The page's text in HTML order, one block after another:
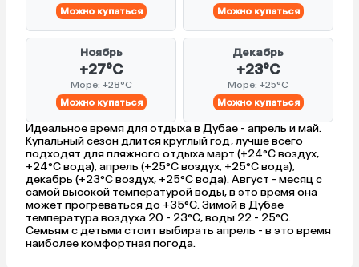
Можно купаться
Можно купаться
Ноябрь
+27°C
Море: +28°C
Можно купаться
Декабрь
+23°C
Море: +25°C
Можно купаться
Идеальное время для отдыха в Дубае - апрель и май.
Купальный сезон длится круглый год, лучше всего
подходят для пляжного отдыха март (+24°C воздух,
+24°C вода), апрель (+25°C воздух, +25°C вода),
декабрь (+23°C воздух, +25°C вода). Август - месяц с
самой высокой температурой воды, в это время она
может прогреваться до +35°C. Зимой в Дубае
температура воздуха 20 - 23°C, воды 22 - 25°C.
Семьям с детьми стоит выбирать апрель - в это время
наиболее комфортная погода.